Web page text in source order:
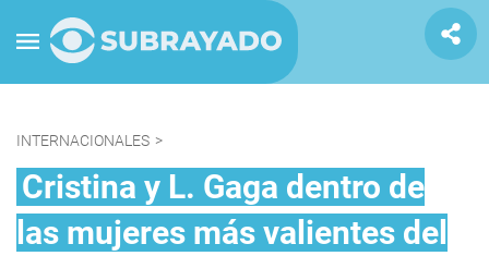
INTERNACIONALES >
Cristina y L. Gaga dentro de
las mujeres más valientes del